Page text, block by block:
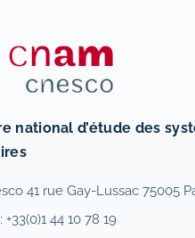
national d’étude des
41 rue Gay-Lussac 75005
44 10 78 19